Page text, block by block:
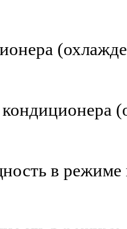
в режиме